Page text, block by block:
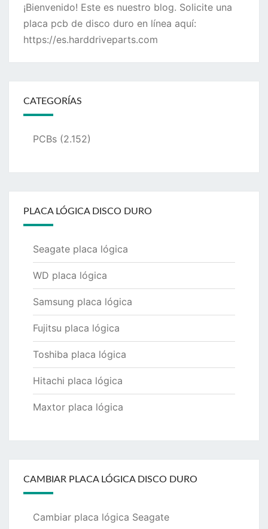
¡Bienvenido! Este es nuestro blog. Solicite una
placa pcb de disco duro en línea aquí:
https://es.harddriveparts.com
CATEGORÍAS
PCBs (2.152)
PLACA LÓGICA DISCO DURO
Seagate placa lógica
WD placa lógica
Samsung placa lógica
Fujitsu placa lógica
Toshiba placa lógica
Hitachi placa lógica
Maxtor placa lógica
CAMBIAR PLACA LÓGICA DISCO DURO
Cambiar placa lógica Seagate